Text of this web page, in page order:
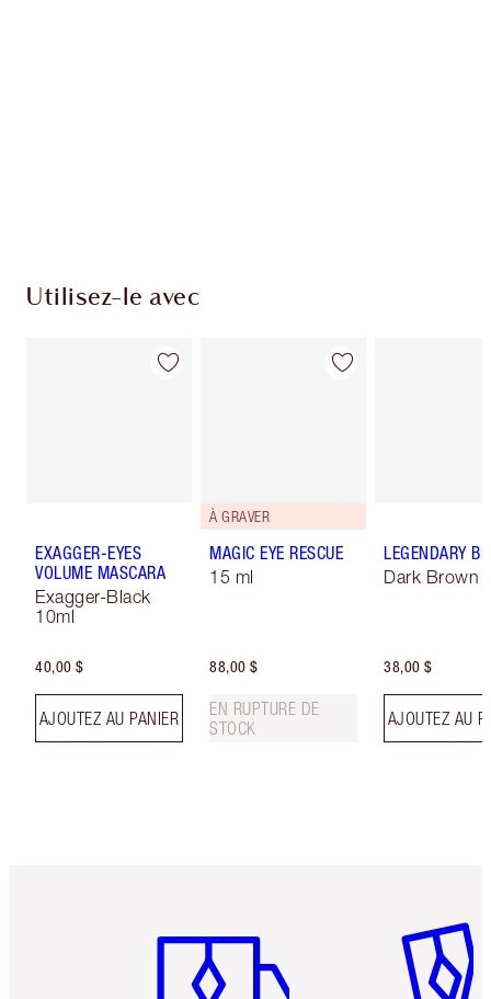
Utilisez-le avec
EXAGGER-EYES
VOLUME MASCARA
Exagger-Black
10ml
40,00 $
AJOUTEZ AU PANIER
À GRAVER
MAGIC EYE RESCUE
15 ml
88,00 $
EN RUPTURE DE
STOCK
LEGENDARY
Dark Brown
38,00 $
AJOUTEZ AU